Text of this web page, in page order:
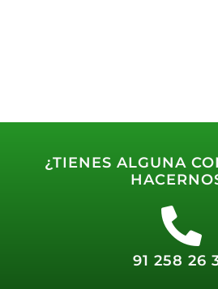
¿TIENES ALGUNA
91 258 26